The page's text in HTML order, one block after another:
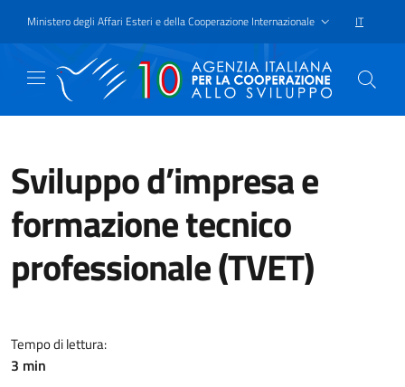
Ministero degli Affari Esteri e della Cooperazione Internazionale IT
Sviluppo d’impresa e
formazione tecnico
professionale (TVET)
Tempo di lettura:
3 min